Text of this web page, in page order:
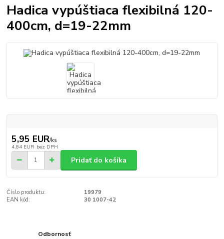
Hadica vypúštiaca flexibilná 120-
400cm, d=19-22mm
5,95 EUR/ks
4,84 EUR bez DPH
Pridať do košíka
Číslo produktu:
19979
EAN kód:
30 1007-42
Odbornosť